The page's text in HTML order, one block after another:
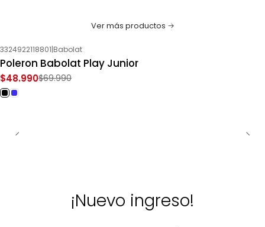
Ver más productos
-30%OFF
3324922118801|Babolat
Poleron Babolat Play Junior
$48.990$69.990
¡Nuevo ingreso!